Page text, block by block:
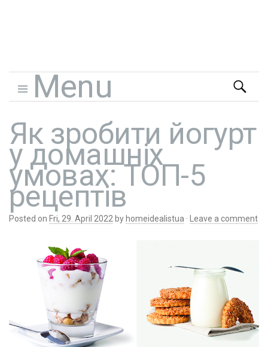
Menu
Search
for:
Як зробити йогурт
у домашніх
умовах: ТОП-5
рецептів
Posted on Fri, 29. April 2022 by homeidealistua · Leave a comment